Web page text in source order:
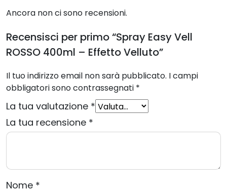
Ancora non ci sono recensioni.
Recensisci per primo “Spray Easy Vell
ROSSO 400ml – Effetto Velluto”
Il tuo indirizzo email non sarà pubblicato. I campi
obbligatori sono contrassegnati *
La tua valutazione *
La tua recensione *
Nome *